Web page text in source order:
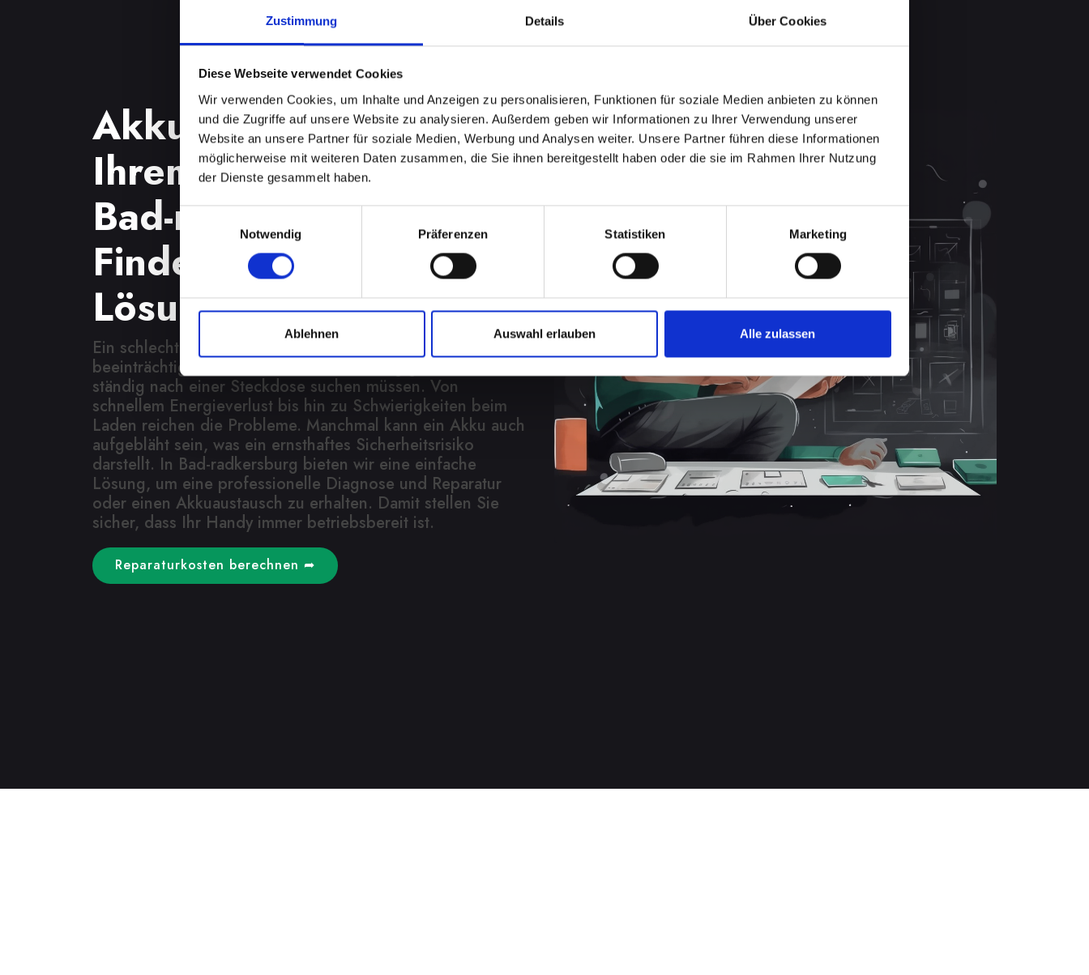
Zustimmung Details Über Cookies
Diese Webseite verwendet Cookies
Wir verwenden Cookies, um Inhalte und Anzeigen zu personalisieren, Funktionen für soziale Medien anbieten zu können
und die Zugriffe auf unsere Website zu analysieren. Außerdem geben wir Informationen zu Ihrer Verwendung unserer
Website an unsere Partner für soziale Medien, Werbung und Analysen weiter. Unsere Partner führen diese Informationen
möglicherweise mit weiteren Daten zusammen, die Sie ihnen bereitgestellt haben oder die sie im Rahmen Ihrer Nutzung
der Dienste gesammelt haben.
Einwilligungsauswahl
Notwendig
Präferenzen Statistiken Marketing
Ablehnen Auswahl erlauben Alle zulassen
Akkuprobleme bei
Ihrem IPHONE-12 in
Bad-radkersburg?
Finden Sie jetzt eine
Lösung
Ein schlecht funktionierender Akku in Ihrem IPHONE-12
beeinträchtigt Ihre Mobilität und Unabhängigkeit, wenn Sie
ständig nach einer Steckdose suchen müssen. Von
schnellem Energieverlust bis hin zu Schwierigkeiten beim
Laden reichen die Probleme. Manchmal kann ein Akku auch
aufgebläht sein, was ein ernsthaftes Sicherheitsrisiko
darstellt. In Bad-radkersburg bieten wir eine einfache
Lösung, um eine professionelle Diagnose und Reparatur
oder einen Akkuaustausch zu erhalten. Damit stellen Sie
sicher, dass Ihr Handy immer betriebsbereit ist.
Reparaturkosten berechnen ➦